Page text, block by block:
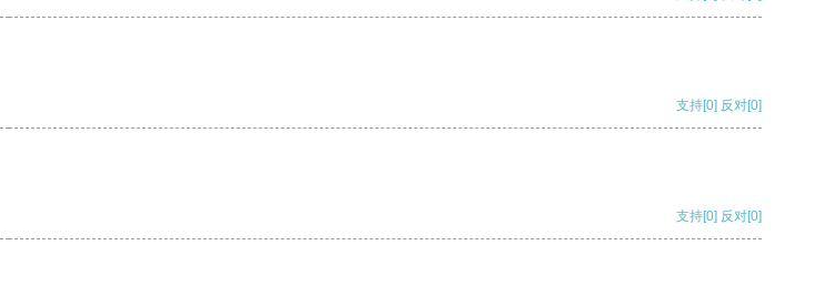
支持[0] 反对[0]
支持[0] 反对[0]